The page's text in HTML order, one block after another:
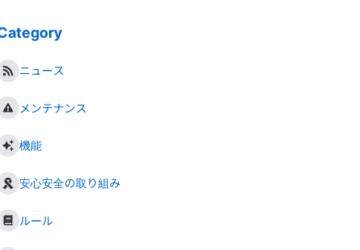
ニュース
メンテナンス
機能
安心安全の取り組み
ルール